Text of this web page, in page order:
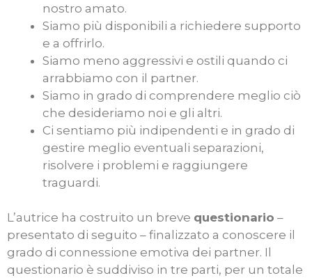
nostro amato.
Siamo più disponibili a richiedere supporto
e a offrirlo.
Siamo meno aggressivi e ostili quando ci
arrabbiamo con il partner.
Siamo in grado di comprendere meglio ciò
che desideriamo noi e gli altri.
Ci sentiamo più indipendenti e in grado di
gestire meglio eventuali separazioni,
risolvere i problemi e raggiungere
traguardi.
L’autrice ha costruito un breve questionario –
presentato di seguito – finalizzato a conoscere il
grado di connessione emotiva dei partner. Il
questionario è suddiviso in tre parti, per un totale